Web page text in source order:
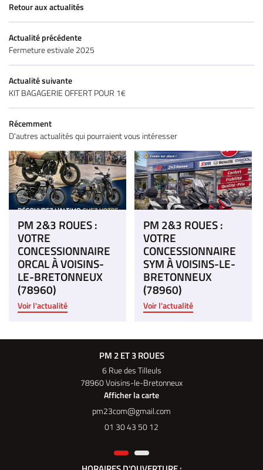
Vélos
– Scooters
location
d’occasion
Services
votre véhicule
Actualités
Contact
Retour aux actualités
Actualité précédente
Fermeture estivale 2025
Actualité suivante
KIT BAGAGERIE OFFERT POUR 1€
Récemment
D'autres actualités qui pourraient vous intéresser
PM 2&3 ROUES :
VOTRE
CONCESSIONNAIRE
ORCAL À VOISINS-
LE-BRETONNEUX
(78960)
Voir l'actualité
PM 2&3 ROUES :
VOTRE
CONCESSIONNAIRE
SYM À VOISINS-LE-
BRETONNEUX
(78960)
Voir l'actualité
PM 2 ET 3 ROUES
6 Rue des Tilleuls
78960 Voisins-le-Bretonneux
Afficher la carte
01 30 43 50 12